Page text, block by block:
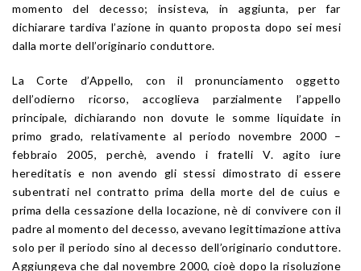
momento del decesso; insisteva, in aggiunta, per far
dichiarare tardiva l’azione in quanto proposta dopo sei mesi
dalla morte dell’originario conduttore.
La Corte d’Appello, con il pronunciamento oggetto
dell’odierno ricorso, accoglieva parzialmente l’appello
principale, dichiarando non dovute le somme liquidate in
primo grado, relativamente al periodo novembre 2000 –
febbraio 2005, perchè, avendo i fratelli V. agito iure
hereditatis e non avendo gli stessi dimostrato di essere
subentrati nel contratto prima della morte del de cuius e
prima della cessazione della locazione, nè di convivere con il
padre al momento del decesso, avevano legittimazione attiva
solo per il periodo sino al decesso dell’originario conduttore.
Aggiungeva che dal novembre 2000, cioè dopo la risoluzione